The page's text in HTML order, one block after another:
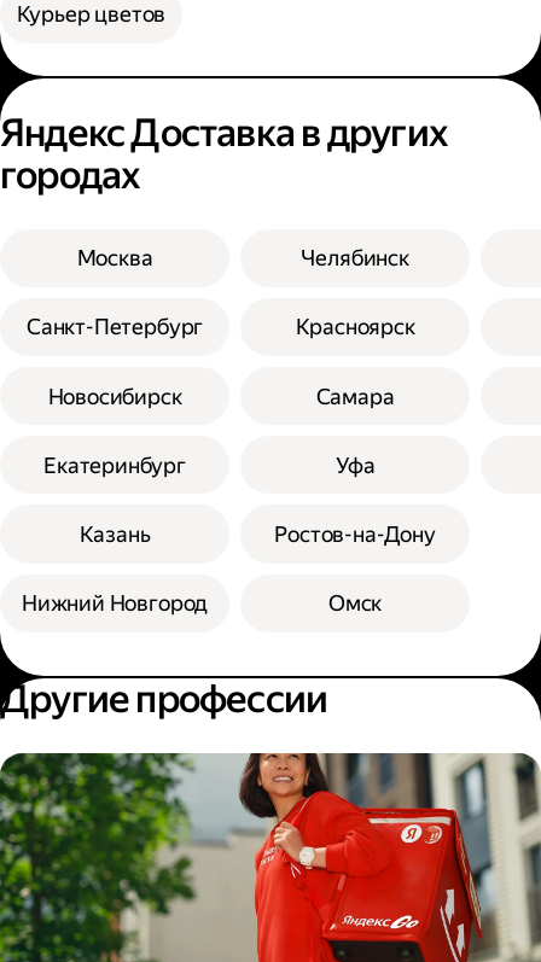
Курьер цветов
Яндекс Доставка в других
городах
Москва
Санкт-Петербург
Новосибирск
Екатеринбург
Казань
Нижний Новгород
Челябинск
Красноярск
Самара
Уфа
Ростов-на-Дону
Омск
Другие профессии